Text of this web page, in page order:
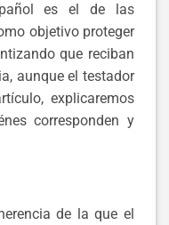
es el de las
objetivo proteger
que reciban
aunque el testador
explicaremos
corresponden y
de la que el